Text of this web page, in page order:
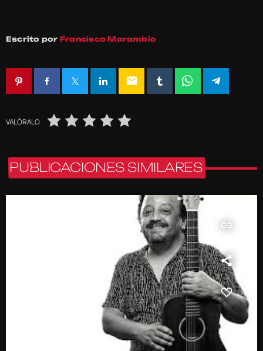
Escrito por Francisco Marambio
email
VALÓRALO
PUBLICACIONES SIMILARES
insert_link